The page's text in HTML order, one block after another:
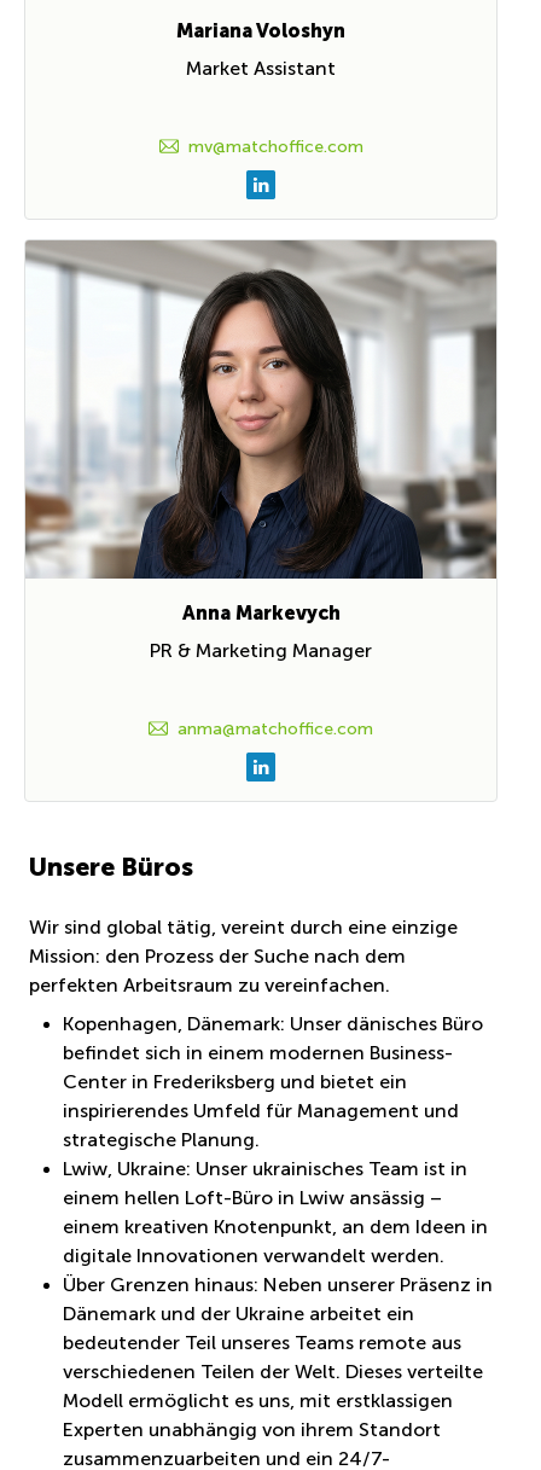
Mariana Voloshyn
Market Assistant
mv@matchoffice.com
Anna Markevych
PR & Marketing Manager
anma@matchoffice.com
Unsere Büros
Wir sind global tätig, vereint durch eine einzige
Mission: den Prozess der Suche nach dem
perfekten Arbeitsraum zu vereinfachen.
Kopenhagen, Dänemark: Unser dänisches Büro
befindet sich in einem modernen Business-
Center in Frederiksberg und bietet ein
inspirierendes Umfeld für Management und
strategische Planung.
Lwiw, Ukraine: Unser ukrainisches Team ist in
einem hellen Loft-Büro in Lwiw ansässig –
einem kreativen Knotenpunkt, an dem Ideen in
digitale Innovationen verwandelt werden.
Über Grenzen hinaus: Neben unserer Präsenz in
Dänemark und der Ukraine arbeitet ein
bedeutender Teil unseres Teams remote aus
verschiedenen Teilen der Welt. Dieses verteilte
Modell ermöglicht es uns, mit erstklassigen
Experten unabhängig von ihrem Standort
zusammenzuarbeiten und ein 24/7-